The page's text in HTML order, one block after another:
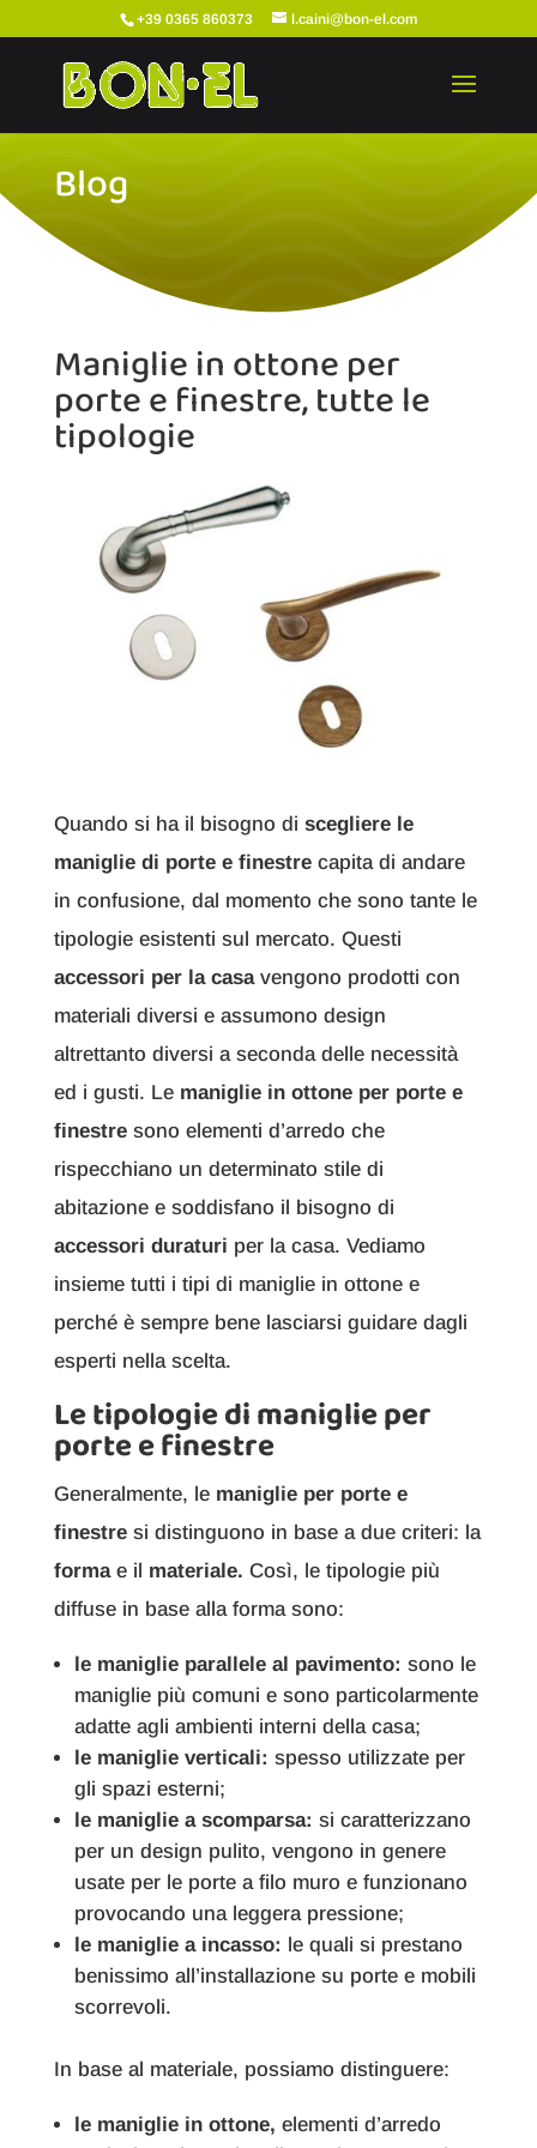
+39 0365 860373 l.caini@bon-el.com
Blog
Maniglie in ottone per
porte e finestre, tutte le
tipologie
Quando si ha il bisogno di scegliere le
maniglie di porte e finestrecapita di andare
in confusione, dal momento che sono tante le
tipologie esistenti sul mercato. Questi
accessori per la casa vengono prodotti con
materiali diversi e assumono design
altrettanto diversi a seconda delle necessità
ed i gusti. Le maniglie in ottone per porte e
finestresono elementi d’arredo che
rispecchiano un determinato stile di
abitazione e soddisfano il bisogno di
accessori duraturi per la casa. Vediamo
insieme tutti i tipi di maniglie in ottone e
perché è sempre bene lasciarsi guidare dagli
esperti nella scelta.
Le tipologie di maniglie per
porte e finestre
Generalmente, lemaniglie per porte e
finestresi distinguono in base a due criteri: la
forma e il materiale. Così, le tipologie più
diffuse in base alla forma sono:
le maniglie parallele al pavimento: sono le
maniglie più comuni e sono particolarmente
adatte agli ambienti interni della casa;
le maniglie verticali: spesso utilizzate per
gli spazi esterni;
le maniglie a scomparsa: si caratterizzano
per un design pulito, vengono in genere
usate per le porte a filo muro e funzionano
provocando una leggera pressione;
le maniglie a incasso: le quali si prestano
benissimo all’installazione su porte e mobili
scorrevoli.
In base al materiale, possiamo distinguere:
le maniglie in ottone, elementi d’arredo